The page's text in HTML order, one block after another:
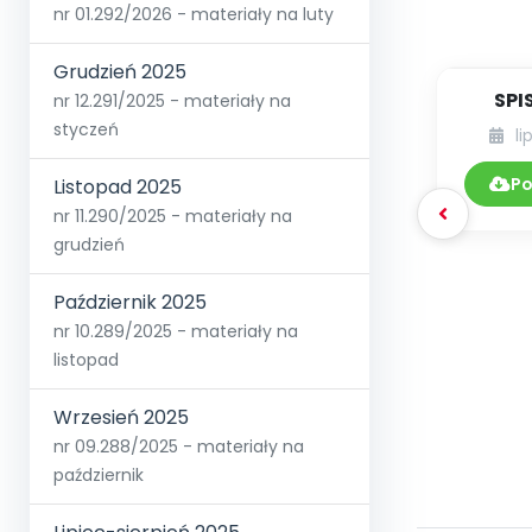
nr 01.292/2026 - materiały na luty
Grudzień 2025
nr 12.291/2025 - materiały na
styczeń
Listopad 2025
nr 11.290/2025 - materiały na
grudzień
Październik 2025
nr 10.289/2025 - materiały na
listopad
Wrzesień 2025
nr 09.288/2025 - materiały na
październik